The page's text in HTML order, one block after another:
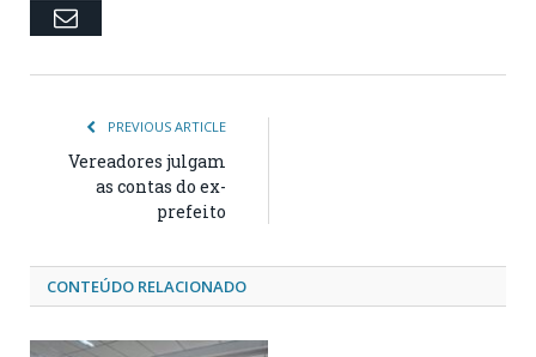
Email
PREVIOUS ARTICLE
Vereadores julgam
as contas do ex-
prefeito
CONTEÚDO RELACIONADO